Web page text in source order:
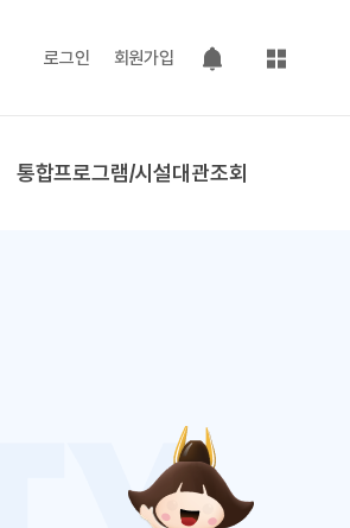
로그인 회원가입
팝업 열기
사이트맵
통합프로그램/시설대관조회